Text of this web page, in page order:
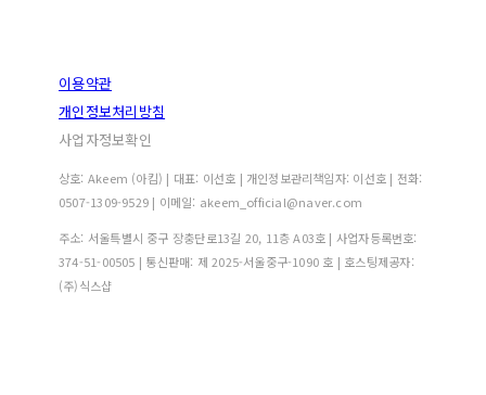
이용약관
개인정보처리방침
사업자정보확인
상호: Akeem (아킴) | 대표: 이선호 | 개인정보관리책임자: 이선호 | 전화:
0507-1309-9529 | 이메일: akeem_official@naver.com
주소: 서울특별시 중구 장충단로13길 20, 11층 A03호 | 사업자등록번호:
374-51-00505 | 통신판매: 제 2025-서울중구-1090 호 | 호스팅제공자:
(주)식스샵